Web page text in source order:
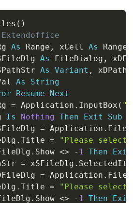
( )
Extendoffice
As Range , xCell As Range
As FileDialog ,
As Variant ,
As
String
Resume
Next
= Application . InputBox (
Is Nothing Then Exit
Sub
= Application .
. Title =
"Please
. Show <> - 1 Then
Exit
= xSFileDlg .
= Application .
. Title =
"Please
. Show <> - 1 Then
Exit